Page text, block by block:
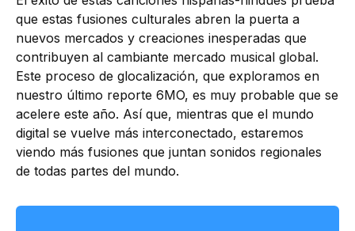
que estas fusiones culturales abren la puerta a
nuevos mercados y creaciones inesperadas que
contribuyen al cambiante mercado musical global.
Este proceso de glocalización, que exploramos en
nuestro último reporte 6MO, es muy probable que se
acelere este año. Así que, mientras que el mundo
digital se vuelve más interconectado, estaremos
viendo más fusiones que juntan sonidos regionales
de todas partes del mundo.